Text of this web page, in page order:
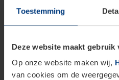
Toestemming
Deze website maakt gebruik
Op onze website maken wij,
van cookies om de